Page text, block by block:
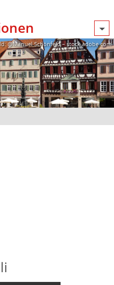
@Manuel Schönfeld – stock.adobe.com